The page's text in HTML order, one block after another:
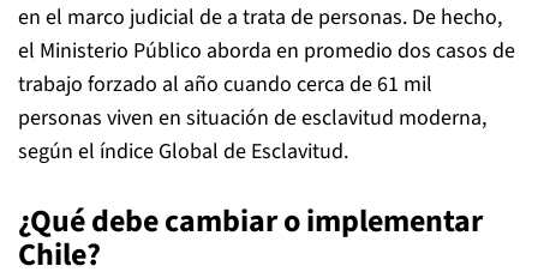
en el marco judicial de a trata de personas. De hecho,
el Ministerio Público aborda en promedio dos casos de
trabajo forzado al año cuando cerca de 61 mil
personas viven en situación de esclavitud moderna,
según el índice Global de Esclavitud.
¿Qué debe cambiar o implementar
Chile?